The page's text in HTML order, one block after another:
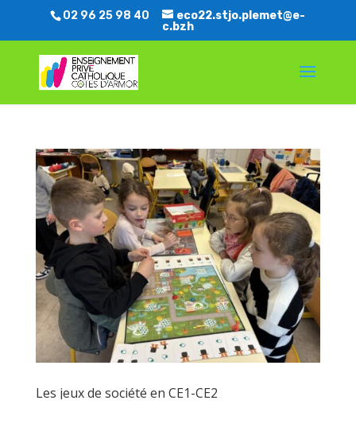
02 96 25 98 40
eco22.stjo.plemet@e-
c.bzh
Les jeux de société en CE1-CE2